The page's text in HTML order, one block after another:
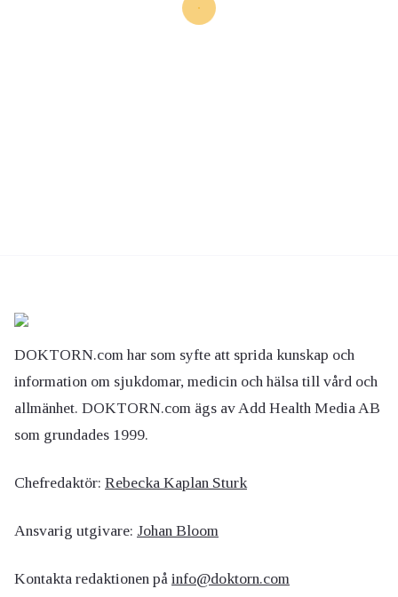
DOKTORN.com har som syfte att sprida kunskap och
information om sjukdomar, medicin och hälsa till vård och
allmänhet. DOKTORN.com ägs av Add Health Media AB
som grundades 1999.
Chefredaktör: Rebecka Kaplan Sturk
Ansvarig utgivare: Johan Bloom
Kontakta redaktionen på info@doktorn.com